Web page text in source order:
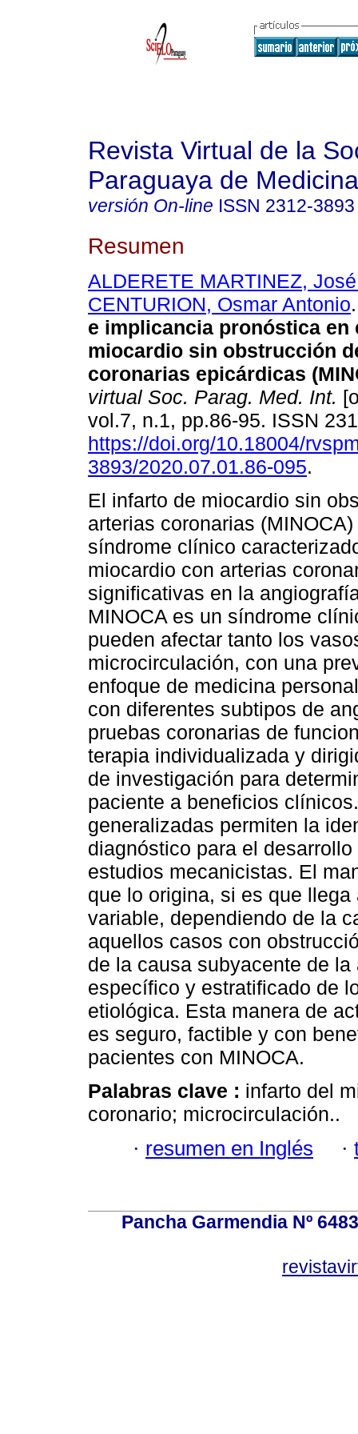
Revista Virtual de la
Paraguaya de
versión On-line ISSN 2312-3893
Resumen
ALDERETE MARTINEZ,
CENTURION, Osmar Antonio.
e implicancia pronóstica en
miocardio sin obstrucción
coronarias epicárdicas
virtual Soc. Parag. Med. Int.
vol.7, n.1, pp.86-95. ISSN
https://doi.org/10.18004/
3893/2020.07.01.86-095.
El infarto de miocardio sin
arterias coronarias
síndrome clínico
miocardio con arterias
significativas en la
MINOCA es un síndrome
pueden afectar tanto los
microcirculación, con una
enfoque de medicina
con diferentes subtipos de
pruebas coronarias de
terapia individualizada y
de investigación para
paciente a beneficios
generalizadas permiten la
diagnóstico para el
estudios mecanicistas. El
que lo origina, si es que
variable, dependiendo de la
aquellos casos con
de la causa subyacente de
específico y estratificado de
etiológica. Esta manera de
es seguro, factible y con
pacientes con MINOCA.
Palabras clave : infarto del
coronario; microcirculación..
· resumen en Inglés ·
Pancha Garmendia Nº